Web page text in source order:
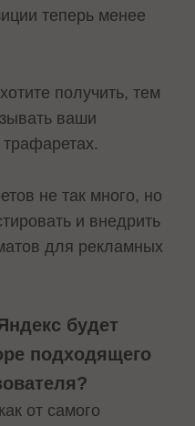
теперь менее
получить, тем
ваши
не так много, но
и внедрить
для рекламных
будет
подходящего
от самого